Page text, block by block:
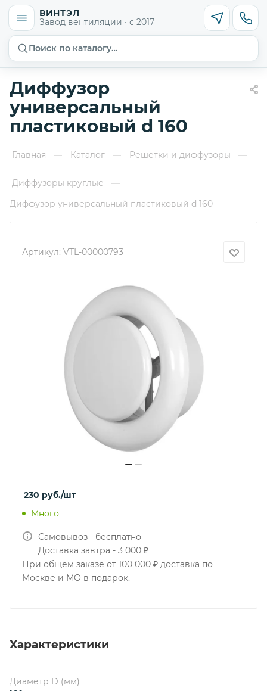
ВИНТЭЛ
Завод вентиляции · с 2017
Поиск по каталогу…
Диффузор
универсальный
пластиковый d 160
Главная — Каталог — Решетки и диффузоры —
Диффузоры круглые
—
Диффузор универсальный пластиковый d 160
Артикул: VTL-00000793
230 руб./шт
Много
Самовывоз - бесплатно
Доставка завтра - 3 000 ₽
При общем заказе от 100 000 ₽ доставка по
Москве и МО в подарок.
Характеристики
Диаметр D (мм)